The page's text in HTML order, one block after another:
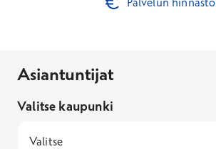
Asiantuntijat
Valitse kaupunki
Valitse